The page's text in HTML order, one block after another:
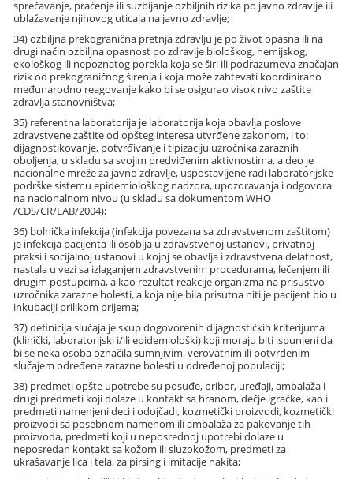
sprečavanje, praćenje ili suzbijanje ozbiljnih rizika po javno zdravlje ili
ublažavanje njihovog uticaja na javno zdravlje;
34) ozbiljna prekogranična pretnja zdravlju je po život opasna ili na
drugi način ozbiljna opasnost po zdravlje biološkog, hemijskog,
ekološkog ili nepoznatog porekla koja se širi ili podrazumeva značajan
rizik od prekograničnog širenja i koja može zahtevati koordinirano
međunarodno reagovanje kako bi se osigurao visok nivo zaštite
zdravlja stanovništva;
35) referentna laboratorija je laboratorija koja obavlja poslove
zdravstvene zaštite od opšteg interesa utvrđene zakonom, i to:
dijagnostikovanje, potvrđivanje i tipizaciju uzročnika zaraznih
oboljenja, u skladu sa svojim predviđenim aktivnostima, a deo je
nacionalne mreže za javno zdravlje, uspostavljene radi laboratorijske
podrške sistemu epidemiološkog nadzora, upozoravanja i odgovora
na nacionalnom nivou (u skladu sa dokumentom WHO
/CDS/CR/LAB/2004);
36) bolnička infekcija (infekcija povezana sa zdravstvenom zaštitom)
je infekcija pacijenta ili osoblja u zdravstvenoj ustanovi, privatnoj
praksi i socijalnoj ustanovi u kojoj se obavlja i zdravstvena delatnost,
nastala u vezi sa izlaganjem zdravstvenim procedurama, lečenjem ili
drugim postupcima, a kao rezultat reakcije organizma na prisustvo
uzročnika zarazne bolesti, a koja nije bila prisutna niti je pacijent bio u
inkubaciji prilikom prijema;
37) definicija slučaja je skup dogovorenih dijagnostičkih kriterijuma
(klinički, laboratorijski i/ili epidemiološki) koji moraju biti ispunjeni da
bi se neka osoba označila sumnjivim, verovatnim ili potvrđenim
slučajem određene zarazne bolesti u određenoj populaciji;
38) predmeti opšte upotrebe su posuđe, pribor, uređaji, ambalaža i
drugi predmeti koji dolaze u kontakt sa hranom, dečje igračke, kao i
predmeti namenjeni deci i odojčadi, kozmetički proizvodi, kozmetički
proizvodi sa posebnom namenom ili ambalaža za pakovanje tih
proizvoda, predmeti koji u neposrednoj upotrebi dolaze u
neposredan kontakt sa kožom ili sluzokožom, predmeti za
ukrašavanje lica i tela, za pirsing i imitacije nakita;